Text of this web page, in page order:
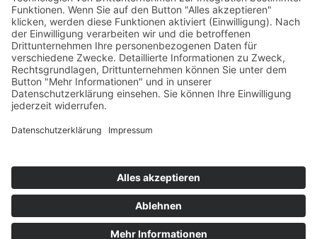
Arbeit mit Behinderung
AWO Büro Kindermut
Kulturland Brandenburg
AWO Selbsthilfe
AWO eLearning
Kultur für JEDEN
AWO 1plus9
Dachverband Freie Suchtselbsthilfe
© 1990 - 2026 Arbeiterwohlfahrt Bezirksverband
Potsdam e. V.